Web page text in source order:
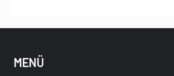
MENÜ